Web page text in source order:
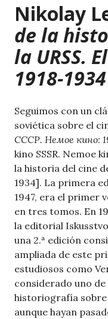
Nikolay
de la
la URSS.
1918-1934
Seguimos con un
soviética sobre el
СССР. Немое кино:
kino SSSR. Nemoe
la historia del cine
1934]. La primera
1947, era el primer
en tres tomos. En
la editorial
una 2.ª edición
ampliada de este
estudiosos como
considerado uno
historiografía sobre
aunque hayan